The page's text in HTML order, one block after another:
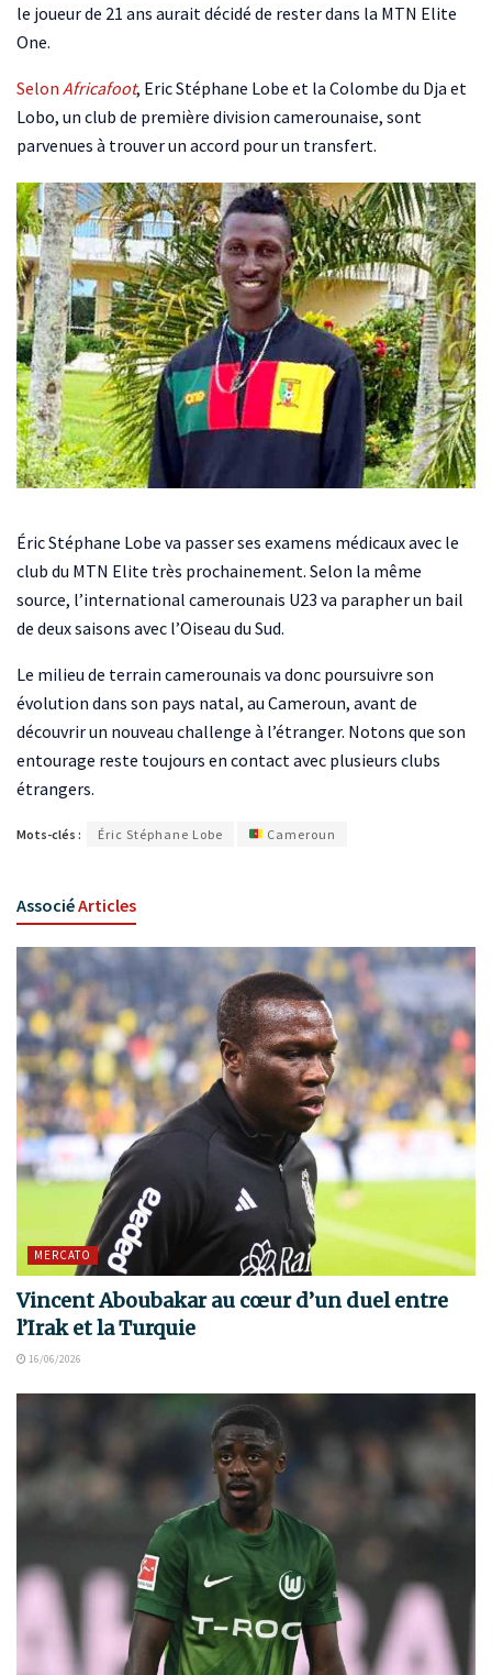
le joueur de 21 ans aurait décidé de rester dans la MTN Elite
One.
Selon Africafoot, Eric Stéphane Lobe et la Colombe du Dja et
Lobo, un club de première division camerounaise, sont
parvenues à trouver un accord pour un transfert.
Éric Stéphane Lobe va passer ses examens médicaux avec le
club du MTN Elite très prochainement. Selon la même
source, l’international camerounais U23 va parapher un bail
de deux saisons avec l’Oiseau du Sud.
Le milieu de terrain camerounais va donc poursuivre son
évolution dans son pays natal, au Cameroun, avant de
découvrir un nouveau challenge à l’étranger. Notons que son
entourage reste toujours en contact avec plusieurs clubs
étrangers.
Mots-clés : Éric Stéphane Lobe Cameroun
AssociéArticles
MERCATO
Vincent Aboubakar au cœur d’un duel entre
l’Irak et la Turquie
16/06/2026